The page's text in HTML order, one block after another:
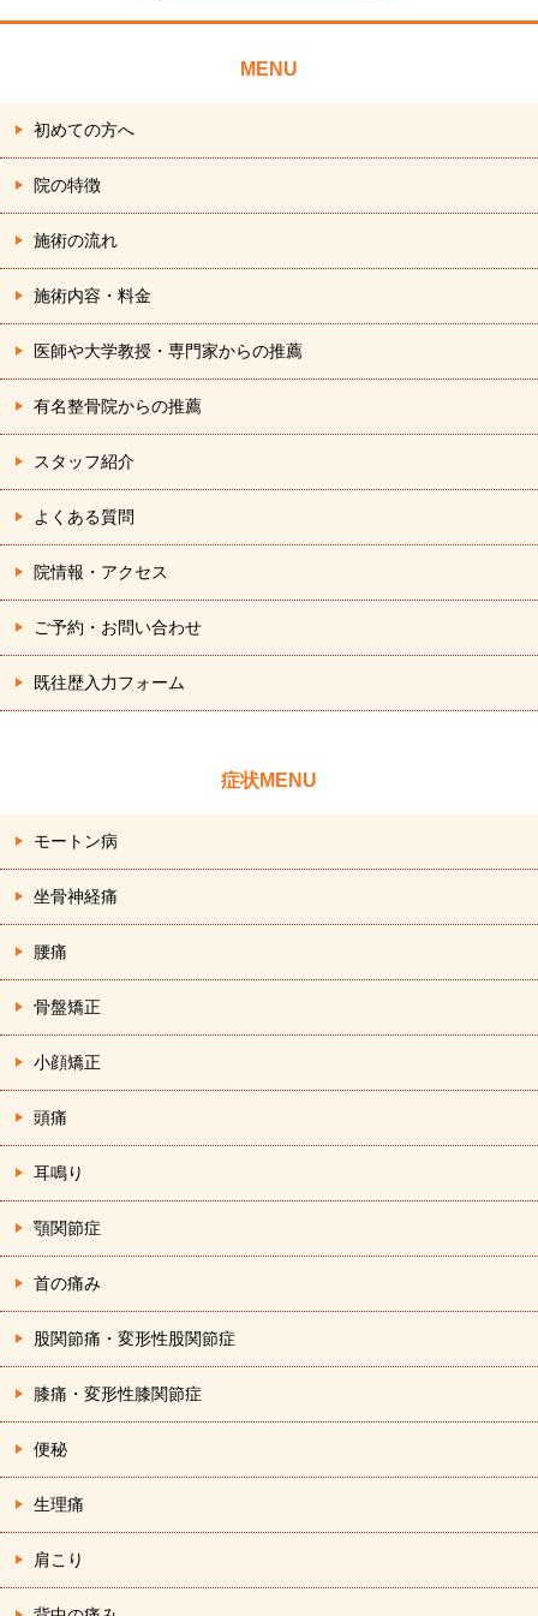
シ
MENU
初めての方へ
院の特徴
施術の流れ
施術内容・料金
医師や大学教授・専門家からの推薦
有名整骨院からの推薦
スタッフ紹介
よくある質問
院情報・アクセス
ご予約・お問い合わせ
既往歴入力フォーム
症状MENU
モートン病
坐骨神経痛
腰痛
骨盤矯正
小顔矯正
頭痛
耳鳴り
顎関節症
首の痛み
股関節痛・変形性股関節症
膝痛・変形性膝関節症
便秘
生理痛
肩こり